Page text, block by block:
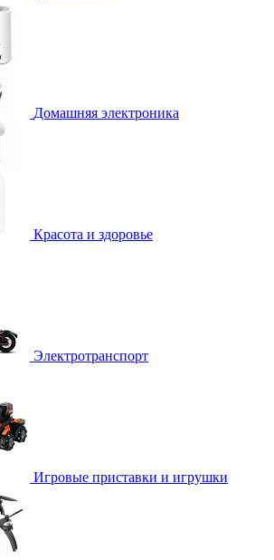
Домашняя электроника
Красота и здоровье
Электротранспорт
Игровые приставки и игрушки